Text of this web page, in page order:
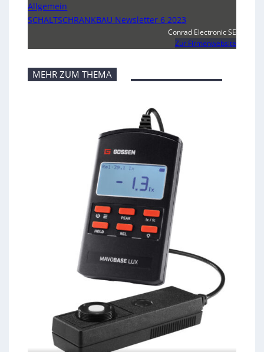
Allgemein
SCHALTSCHRANKBAU Newsletter 6 2023
Conrad Electronic SE
Zur Firmenwebsite
MEHR ZUM THEMA